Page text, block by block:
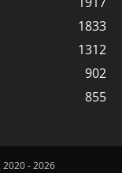
1833
1312
902
855
- 2026